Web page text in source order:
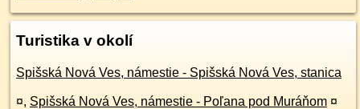
Turistika v okolí
Spišská Nová Ves, námestie - Spišská Nová Ves, stanica
¤, Spišská Nová Ves, námestie - Poľana pod Muráňom ¤